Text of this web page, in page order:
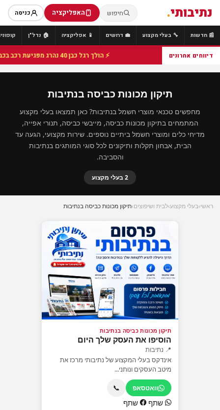
נתיבותי. חיפוש האפליקציה כניסה
📰 חדשות 🔧 בעלי מקצוע 💼 דרושים 📱 אפליקציה 🏠 נדל"ן
דיווחים אחרונים ⚡ הולך רגל כבן 40 נהרג מפגיעת רכב בכביש 25 סמוך לצומת הנשיא, מתנדבי זק"א פועלו בזירה
תיקון מכונות כביסה בנתיבות
מחפשים טכנאי מוצרי חשמל בנתיבות? כאן תמצאו בעלי מקצוע
המתמחים בתיקון מכונות כביסה, מייבשי כביסה, תנורי אפייה,
מדיחי כלים ומוצרי חשמל ביתיים נוספים. שירות מקצועי, הגעה עד
הבית, אבחון תקלות ותיקונים לכל סוגי המותגים בנתיבות
והסביבה.
2 בעלי מקצוע
ראשי›בעלי מקצוע›לבית ושיפוצים›תיקון מכונות כביסה בנתיבות
תיקון מכונות כביסה בנתיבות
הוסיפו את העסק שלך היום
📍 נתיבות
אינדקס בעלי המקצוע של נתיבותי מרכז את
מיטב העסקים ונותני...
וואטסאפ 📞
שתף שתף